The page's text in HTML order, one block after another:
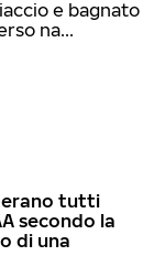
e bagnato
na...
tutti
secondo la
di una